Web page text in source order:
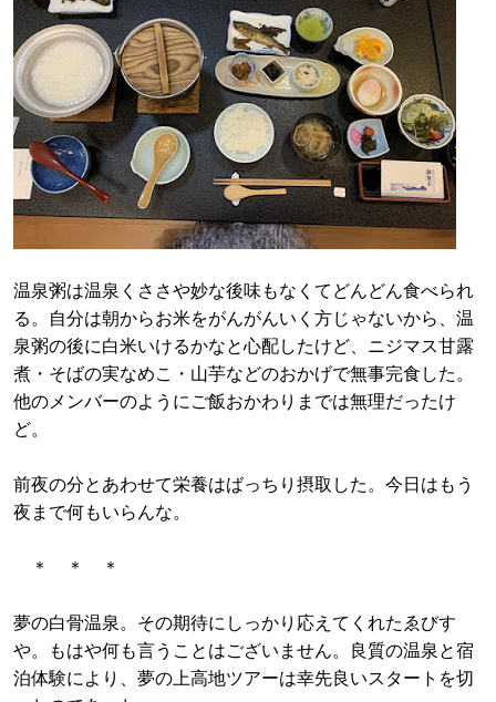
温泉粥は温泉くささや妙な後味もなくてどんどん食べられ
る。自分は朝からお米をがんがんいく方じゃないから、温
泉粥の後に白米いけるかなと心配したけど、ニジマス甘露
煮・そばの実なめこ・山芋などのおかげで無事完食した。
他のメンバーのようにご飯おかわりまでは無理だったけ
ど。
前夜の分とあわせて栄養はばっちり摂取した。今日はもう
夜まで何もいらんな。
＊ ＊ ＊
夢の白骨温泉。その期待にしっかり応えてくれたゑびす
や。もはや何も言うことはございません。良質の温泉と宿
泊体験により、夢の上高地ツアーは幸先良いスタートを切